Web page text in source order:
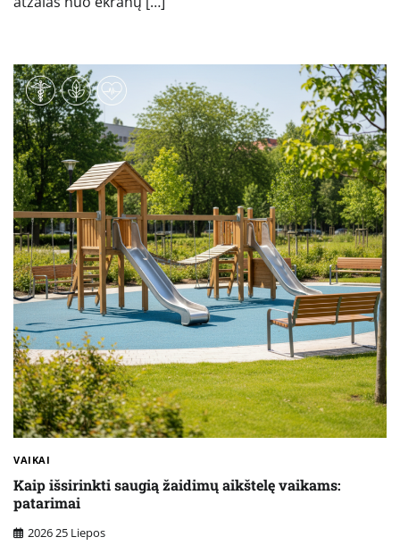
VAIKAI
Kaip išsirinkti saugią žaidimų aikštelę vaikams:
patarimai
2026 25 Liepos